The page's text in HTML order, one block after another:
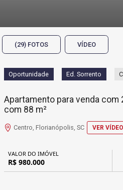
(29) FOTOS VÍDEO
Oportunidade Ed. Sorrento
Apartamento para venda
com 88 m²
Centro, Florianópolis, SC VER VÍDEO
VALOR DO IMÓVEL
R$ 980.000